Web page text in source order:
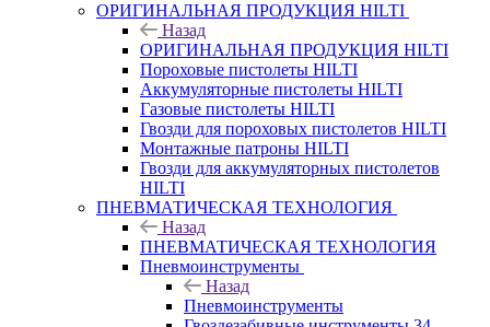
ОРИГИНАЛЬНАЯ ПРОДУКЦИЯ HILTI
Назад
ОРИГИНАЛЬНАЯ ПРОДУКЦИЯ HILTI
Пороховые пистолеты HILTI
Аккумуляторные пистолеты HILTI
Газовые пистолеты HILTI
Гвозди для пороховых пистолетов HILTI
Монтажные патроны HILTI
Гвозди для аккумуляторных пистолетов
HILTI
ПНЕВМАТИЧЕСКАЯ ТЕХНОЛОГИЯ
Назад
ПНЕВМАТИЧЕСКАЯ ТЕХНОЛОГИЯ
Пневмоинструменты
Назад
Пневмоинструменты